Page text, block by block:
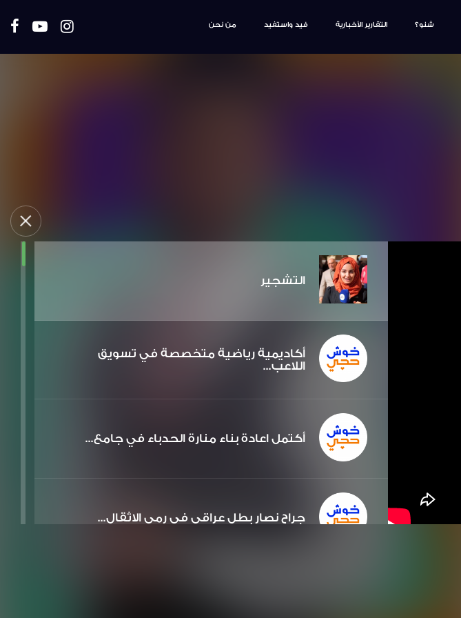
شنو؟ التقارير الأخبارية فيد واستفيد من نحن
التشجير
أكاديمية رياضية متخصصة في تسويق
اللاعب...
أكتمل اعادة بناء منارة الحدباء في جامع...
جراح نصار بطل عراقي في رمي الاثقال...